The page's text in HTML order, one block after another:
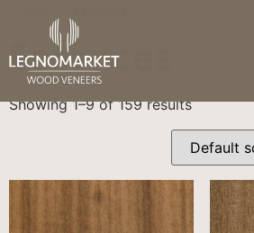
Essences
Showing 1–9 of 159 results